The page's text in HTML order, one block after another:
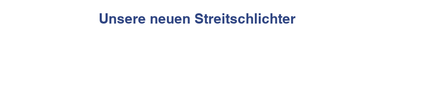
Unsere neuen Streitschlichter